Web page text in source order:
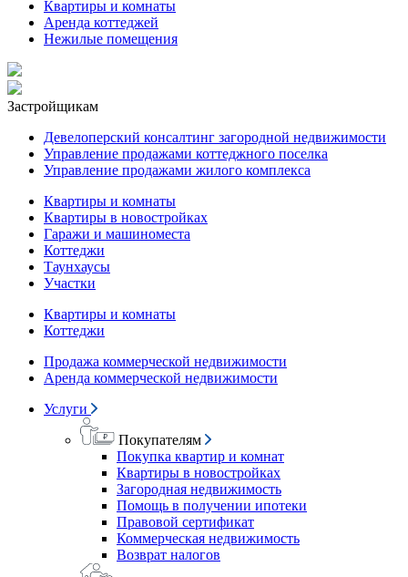
Квартиры и комнаты
Аренда коттеджей
Нежилые помещения
Застройщикам
Девелоперский консалтинг загородной недвижимости
Управление продажами коттеджного поселка
Управление продажами жилого комплекса
Квартиры и комнаты
Квартиры в новостройках
Гаражи и машиноместа
Коттеджи
Таунхаусы
Участки
Квартиры и комнаты
Коттеджи
Продажа коммерческой недвижимости
Аренда коммерческой недвижимости
Услуги
Покупателям
Покупка квартир и комнат
Квартиры в новостройках
Загородная недвижимость
Помощь в получении ипотеки
Правовой сертификат
Коммерческая недвижимость
Возврат налогов